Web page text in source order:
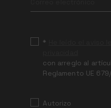
field
*
con arreglo al
Reglamento UE
Autorizo